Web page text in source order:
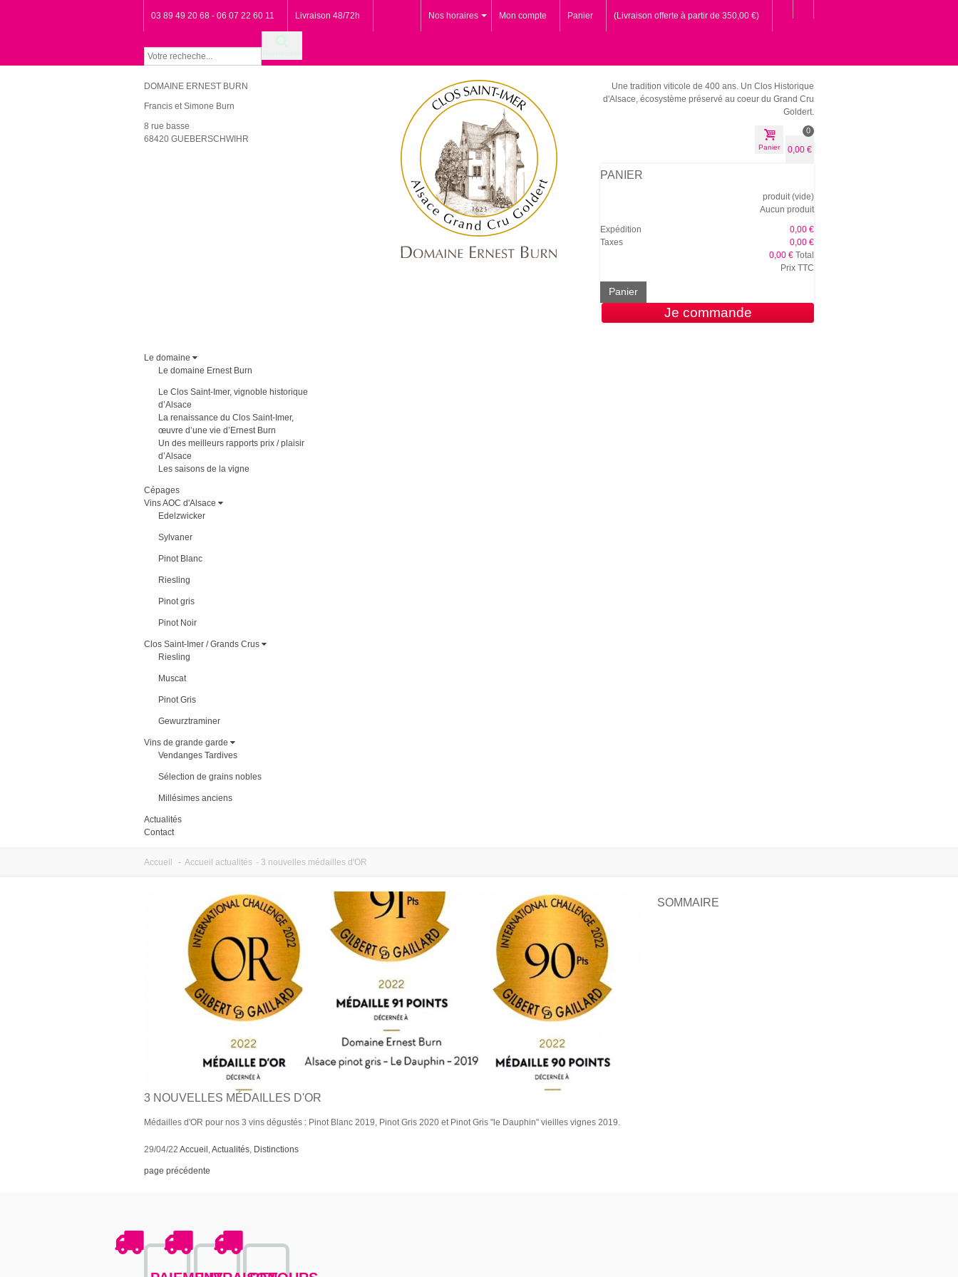
03 89 49 20 68 - 06 07 22 60 11 Livraison 48/72h (Livraison offerte à partir de 350,00 €)
Panier
Mon compte
Nos horaires
Rechercher
DOMAINE ERNEST BURN
Francis et Simone Burn
8 rue basse
68420 GUEBERSCHWIHR
Une tradition viticole de 400 ans. Un Clos Historique
d'Alsace, écosystème préservé au coeur du Grand Cru
Goldert.
Panier
0
0,00 €
PANIER
produit (vide)
Aucun produit
0,00 €
Expédition
0,00 €
Taxes
0,00 € Total
Prix TTC
Panier
Je commande
Le domaine
Le domaine Ernest Burn
Le Clos Saint-Imer, vignoble historique
d’Alsace
La renaissance du Clos Saint-Imer,
œuvre d’une vie d’Ernest Burn
Un des meilleurs rapports prix / plaisir
d’Alsace
Les saisons de la vigne
Cépages
Vins AOC d'Alsace
Edelzwicker
Sylvaner
Pinot Blanc
Riesling
Pinot gris
Pinot Noir
Clos Saint-Imer / Grands Crus
Riesling
Muscat
Pinot Gris
Gewurztraminer
Vins de grande garde
Vendanges Tardives
Sélection de grains nobles
Millésimes anciens
Actualités
Contact
Accueil - Accueil actualités - 3 nouvelles médailles d'OR
3 NOUVELLES MÉDAILLES D'OR
Médailles d'OR pour nos 3 vins dégustés : Pinot Blanc 2019, Pinot Gris 2020 et Pinot Gris "le Dauphin" vieilles vignes 2019.
29/04/22 Accueil Actualités Distinctions
page précédente
SOMMAIRE